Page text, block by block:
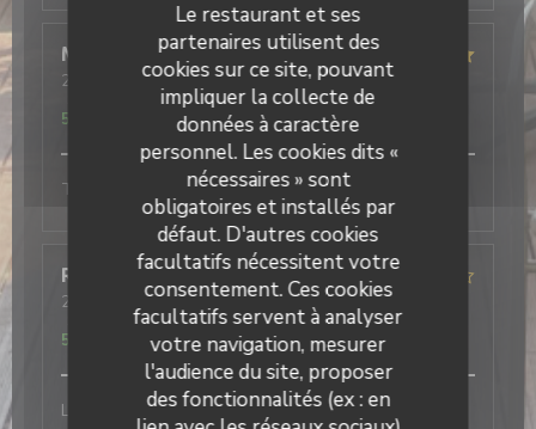
Le restaurant et ses
partenaires utilisent des
cookies sur ce site, pouvant
impliquer la collecte de
données à caractère
personnel. Les cookies dits «
nécessaires » sont
obligatoires et installés par
défaut. D'autres cookies
facultatifs nécessitent votre
consentement. Ces cookies
facultatifs servent à analyser
votre navigation, mesurer
l'audience du site, proposer
des fonctionnalités (ex : en
Marie-Paule M
2026-08-04- 13:00 - Couverts 8
Ambiance:4 /5 Cuisine:5/5 Qualité / Prix
5
Tres bien
Renée
2026-08-04- 12:30 - Couverts 4
5/5 Ambiance :5/5 Cuisine :5/5 Qualité / Prix
5
Le cahier menu est plus convivial que la tablette